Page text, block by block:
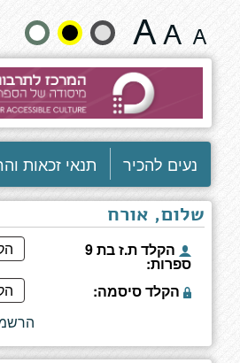
חירש
שנה
גודל
וצבעים:
נעים להכיר תנאי זכאות
שלום, אורח
הקלד ת.ז בת 9
ספרות:
הקלד סיסמה: